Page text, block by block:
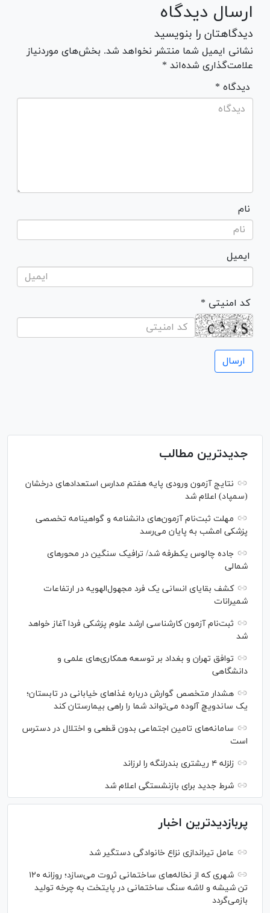
ارسال دیدگاه
دیدگاهتان را بنویسید
نشانی ایمیل شما منتشر نخواهد شد. بخش‌های موردنیاز
علامت‌گذاری شده‌اند *
* دیدگاه
نام
ایمیل
* کد امنیتی
جدیدترین مطالب
نتایج آزمون ورودی پایه هفتم مدارس استعدادهای درخشان
(سمپاد) اعلام شد
مهلت ثبت‌نام آزمون‌های دانشنامه و گواهینامه تخصصی
پزشکی امشب به پایان می‌رسد
جاده چالوس یکطرفه شد/ ترافیک سنگین در محورهای
شمالی
کشف بقایای انسانی یک فرد مجهول‌الهویه در ارتفاعات
شمیرانات
ثبت‌نام آزمون کارشناسی ارشد علوم پزشکی فردا آغاز خواهد
شد
توافق تهران و بغداد بر توسعه همکاری‌های علمی و
دانشگاهی
هشدار متخصص گوارش درباره غذا‌های خیابانی در تابستان؛
یک ساندویچ آلوده می‌تواند شما را راهی بیمارستان کند
سامانه‌های تامین اجتماعی بدون قطعی و اختلال در دسترس
است
زلزله ۴ ریشتری بندرلنگه را لرزاند
شرط جدید برای بازنشستگی اعلام شد
پربازدیدترین اخبار
عامل تیراندازی نزاع خانوادگی دستگیر شد
شهری که از نخاله‌های ساختمانی ثروت می‌سازد؛ روزانه ۱۲۰
تن شیشه و لاشه سنگ ساختمانی در پایتخت به چرخه تولید
بازمی‌گردد